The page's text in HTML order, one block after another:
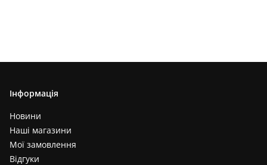
Інформація
Новини
Наші магазини
Мої замовлення
Відгуки